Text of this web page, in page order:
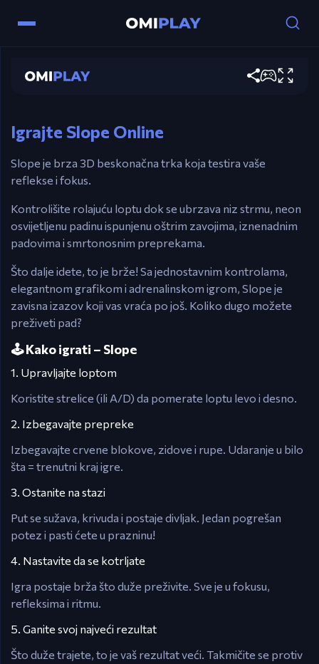
Slope
Strelice / AD – Upravlјajte loptom.
Igrajte Slope Online
Slope je brza 3D beskonačna trka koja testira vaše
reflekse i fokus.
Kontrolišite rolajuću loptu dok se ubrzava niz strmu, neon
osvijetljenu padinu ispunjenu oštrim zavojima, iznenadnim
padovima i smrtonosnim preprekama.
Što dalje idete, to je brže! Sa jednostavnim kontrolama,
elegantnom grafikom i adrenalinskom igrom, Slope je
zavisna izazov koji vas vraća po još. Koliko dugo možete
preživeti pad?
🕹️ Kako igrati – Slope
1. Upravlјajte loptom
Koristite strelice (ili A/D) da pomerate loptu levo i desno.
2. Izbegavajte prepreke
Izbegavajte crvene blokove, zidove i rupe. Udaranje u bilo
šta = trenutni kraj igre.
3. Ostanite na stazi
Put se sužava, krivuda i postaje divljak. Jedan pogrešan
potez i pasti ćete u prazninu!
4. Nastavite da se kotrljate
Igra postaje brža što duže preživite. Sve je u fokusu,
refleksima i ritmu.
5. Ganite svoj najveći rezultat
Što duže trajete, to je vaš rezultat veći. Takmičite se protiv